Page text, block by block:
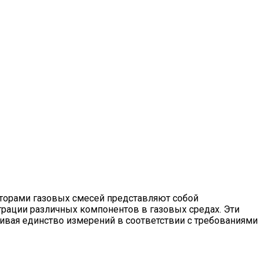
газовых смесей представляют собой
различных компонентов в газовых средах. Эти
единство измерений в соответствии с требованиями